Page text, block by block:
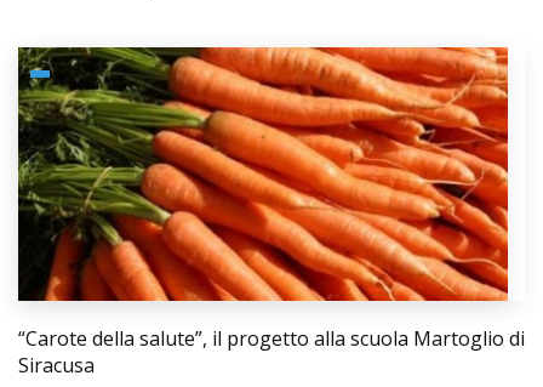
“Carote della salute”, il progetto alla scuola Martoglio di
Siracusa